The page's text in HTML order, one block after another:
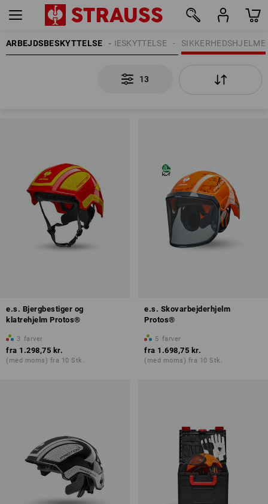
ARBEJDSBESKYTTELSE SIKKERHEDSHJELME
HOVEDBESKYTTELSE
13
e.s. Bjergbestiger og
klatrehjelm Protos®
3 farver
fra 1.298,75 kr.
(med moms) fra 10 Stk.
e.s. Skovarbejderhjelm
Protos®
5 farver
fra 1.698,75 kr.
(med moms) fra 10 Stk.